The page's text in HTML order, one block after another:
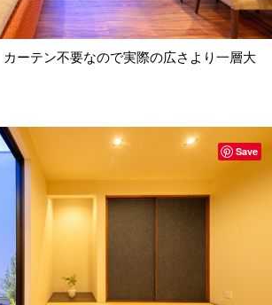
ーテン不要なので実際の広さより一層大
Save